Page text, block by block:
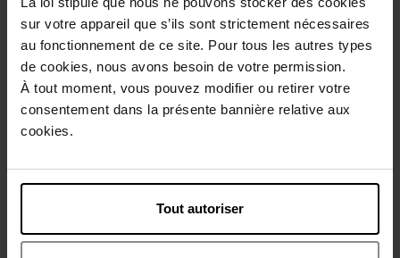
sur votre appareil que s’ils sont strictement nécessaires
au fonctionnement de ce site. Pour tous les autres types
de cookies, nous avons besoin de votre permission.
À tout moment, vous pouvez modifier ou retirer votre
consentement dans la présente bannière relative aux
cookies.
Tout autoriser
26,50 € Ajouter
Nettoyant Exfoliant Visage
Silver scent care - huile
barbe adoucissante &